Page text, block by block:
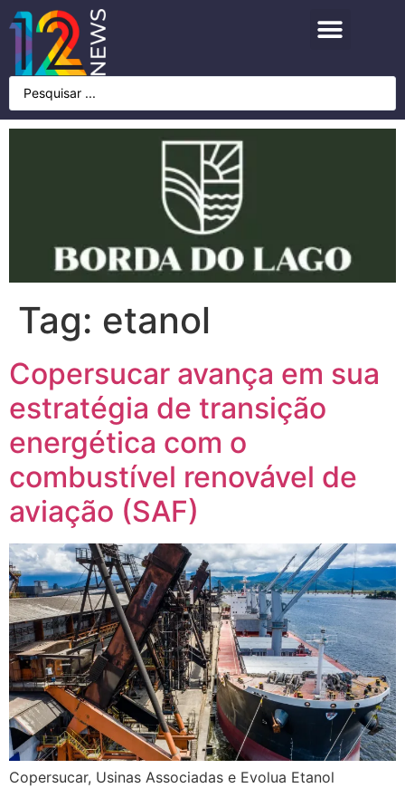
Tag: etanol
Copersucar avança em sua
estratégia de transição
energética com o
combustível renovável de
aviação (SAF)
Copersucar, Usinas Associadas e Evolua Etanol